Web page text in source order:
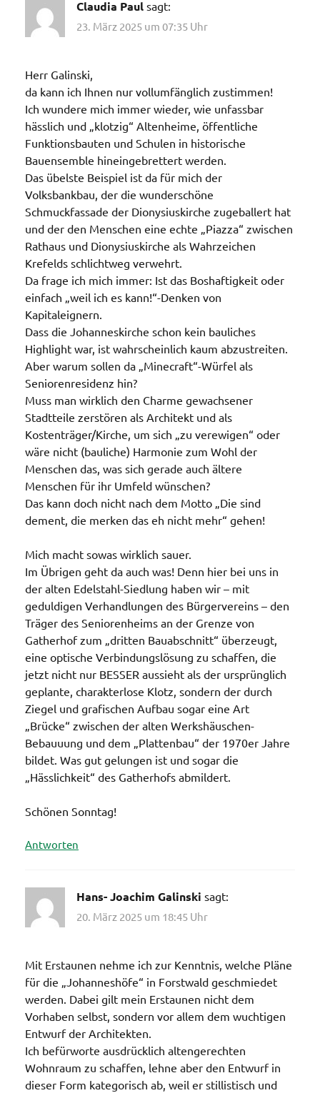
Claudia Paul sagt:
23. März 2025 um 07:35 Uhr
Herr Galinski,
da kann ich Ihnen nur vollumfänglich zustimmen!
Ich wundere mich immer wieder, wie unfassbar
hässlich und „klotzig“ Altenheime, öffentliche
Funktionsbauten und Schulen in historische
Bauensemble hineingebrettert werden.
Das übelste Beispiel ist da für mich der
Volksbankbau, der die wunderschöne
Schmuckfassade der Dionysiuskirche zugeballert hat
und der den Menschen eine echte „Piazza“ zwischen
Rathaus und Dionysiuskirche als Wahrzeichen
Krefelds schlichtweg verwehrt.
Da frage ich mich immer: Ist das Boshaftigkeit oder
einfach „weil ich es kann!“-Denken von
Kapitaleignern.
Dass die Johanneskirche schon kein bauliches
Highlight war, ist wahrscheinlich kaum abzustreiten.
Aber warum sollen da „Minecraft“-Würfel als
Seniorenresidenz hin?
Muss man wirklich den Charme gewachsener
Stadtteile zerstören als Architekt und als
Kostenträger/Kirche, um sich „zu verewigen“ oder
wäre nicht (bauliche) Harmonie zum Wohl der
Menschen das, was sich gerade auch ältere
Menschen für ihr Umfeld wünschen?
Das kann doch nicht nach dem Motto „Die sind
dement, die merken das eh nicht mehr“ gehen!
Mich macht sowas wirklich sauer.
Im Übrigen geht da auch was! Denn hier bei uns in
der alten Edelstahl-Siedlung haben wir – mit
geduldigen Verhandlungen des Bürgervereins – den
Träger des Seniorenheims an der Grenze von
Gatherhof zum „dritten Bauabschnitt“ überzeugt,
eine optische Verbindungslösung zu schaffen, die
jetzt nicht nur BESSER aussieht als der ursprünglich
geplante, charakterlose Klotz, sondern der durch
Ziegel und grafischen Aufbau sogar eine Art
„Brücke“ zwischen der alten Werkshäuschen-
Bebauuung und dem „Plattenbau“ der 1970er Jahre
bildet. Was gut gelungen ist und sogar die
„Hässlichkeit“ des Gatherhofs abmildert.
Schönen Sonntag!
Antworten
Hans- Joachim Galinski sagt:
20. März 2025 um 18:45 Uhr
Mit Erstaunen nehme ich zur Kenntnis, welche Pläne
für die „Johanneshöfe“ in Forstwald geschmiedet
werden. Dabei gilt mein Erstaunen nicht dem
Vorhaben selbst, sondern vor allem dem wuchtigen
Entwurf der Architekten.
Ich befürworte ausdrücklich altengerechten
Wohnraum zu schaffen, lehne aber den Entwurf in
dieser Form kategorisch ab, weil er stillistisch und